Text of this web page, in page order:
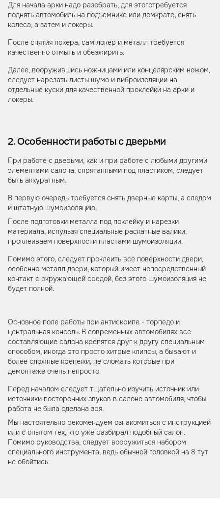
Для начала арки надо разобрать, для этоготребуется
поднять автомобиль на подъемнике или домкрате, снять
колеса, а затем и локеры.
После снятия локера, сам локер и металл требуется
качественно отмыть и обезжирить.
Далее, вооружившись ножницами или концелярским ножом,
следует нарезать листы шумо и виброизоляции на
отдельные куски для качественной проклейки на арки и
локеры.
2. Особенности работы с дверьми
При работе с дверьми, как и при работе с любыми другими
элементами салона, спрятанными под пластиком, следует
быть аккуратным.
В первую очередь требуется снять дверные карты, а следом
и штатную шумоизоляцию.
После подготовки металла под поклейку и нарезки
материала, испульзя специальные раскатные валики,
проклеиваем поверхности пластами шумоизоляции.
Помимо этого, следует проклеить все поверхности двери,
особенно металл двери, который имеет непосредственный
контакт с окружающей средой, без этого шумоизоляция не
будет полной.
Основное поле работы при антискрипе - торпедо и
центральная консоль. В современных автомобилях все
составляющие салона крепятся друг к другу специальным
способом, иногда это просто хитрые клипсы, а бывают и
более сложные крепежи, не сломать которые при
демонтаже очень непросто.
Перед началом следует тщательно изучить источник или
источники посторонних звуков в салоне автомобиля, чтобы
работа не была сделана зря.
Мы настоятельно рекомендуем ознакомиться с инструкцией
или с опытом тех, кто уже разбирал подобный салон.
Помимо руководства, следует вооружиться набором
специального инструмента, ведь обычной головкой на 8 тут
не обойтись.